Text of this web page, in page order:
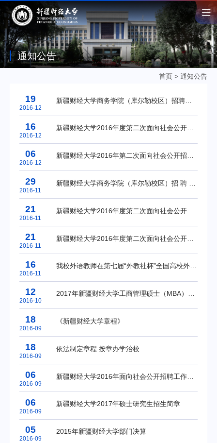
通知公告
首页 > 通知公告
19
2016-12
16
2016-12
新疆财经大学2016年度第二次面向社会公开招聘教师面试公告
06
2016-12
29
2016-11
21
2016-11
21
2016-11
16
2016-11
我校外语教师在第七届“外教社杯”全国高校外语教学大赛全国总决赛中获佳绩
12
2016-10
18
2016-09
《新疆财经大学章程》
18
2016-09
依法制定章程 按章办学治校
06
2016-09
06
2016-09
新疆财经大学2017年硕士研究生招生简章
05
2016-09
2015年新疆财经大学部门决算